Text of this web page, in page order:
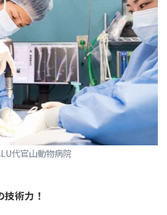
代官山動物病院
術力！